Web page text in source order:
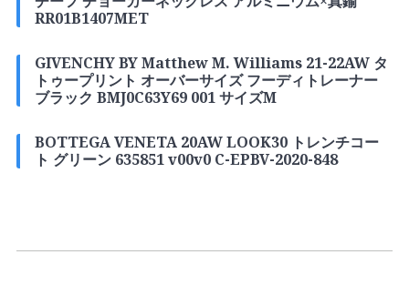
RR01B1407MET
GIVENCHY BY Matthew M. Williams 21-22AW タ
トゥープリント オーバーサイズ フーディトレーナー
ブラック BMJ0C63Y69 001 サイズM
BOTTEGA VENETA 20AW LOOK30 トレンチコー
ト グリーン 635851 v00v0 C-EPBV-2020-848